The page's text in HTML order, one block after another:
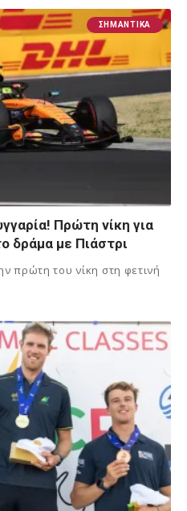
ΣΗΜΑΝΤΙΚΆ
Πρώτη νίκη για
δράμα με Πιάστρι
πρώτη του νίκη στη φετινή